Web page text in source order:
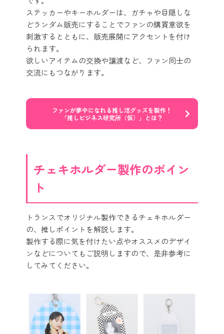
ステッカーやキーホルダーは、ガチャや目隠しな
どランダム販売にすることでファンの購買意欲を
刺激するとともに、販売展開にアクセントを付け
られます。
欲しいアイテムの交換や譲渡など、ファン同士の
交流にもつながります。
ファンが夢中になれる推し活グッズを製作！
「推しビジネス研究所（仮）」とは？
チェキホルダー製作のポイン
ト
トランスでオリジナル製作できるチェキホルダー
の、推しポイントを解説します。
製作する際に気を付けたい点やオススメのデザイ
ンなどについてもご説明しますので、是非参考に
してみてください。